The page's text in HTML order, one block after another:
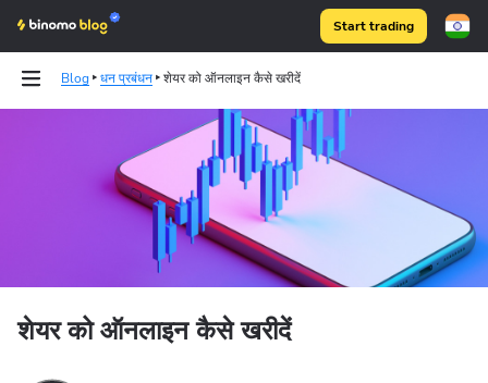
Start trading
Blog धन प्रबंधन शेयर को ऑनलाइन कैसे खरीदें
Binomo on Telegram
शेयर को ऑनलाइन कैसे खरीदें